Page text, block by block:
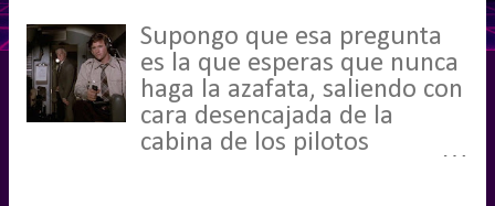
a
d
a
Supongo que esa pregunta
es la que esperas que nunca
haga la azafata, saliendo con
cara desencajada de la
cabina de los pilotos